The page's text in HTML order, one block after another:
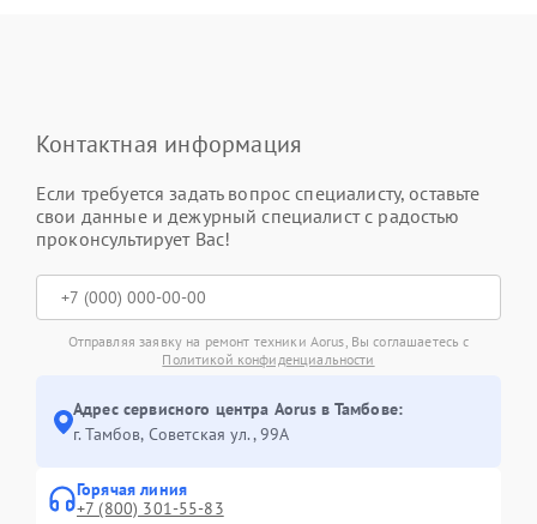
Контактная информация
Если требуется задать вопрос специалисту, оставьте
свои данные и дежурный специалист с радостью
проконсультирует Вас!
Отправляя заявку на ремонт техники Aorus, Вы соглашаетесь с
Политикой конфиденциальности
Адрес сервисного центра Aorus в Тамбове:
г. Тамбов, Советская ул., 99А
Горячая линия
+7 (800) 301-55-83